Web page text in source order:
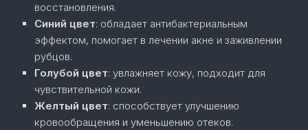
восстановления.
Синий цвет: обладает антибактериальным
эффектом, помогает в лечении акне и заживлении
рубцов.
Голубой цвет: увлажняет кожу, подходит для
чувствительной кожи.
Желтый цвет: способствует улучшению
кровообращения и уменьшению отеков.